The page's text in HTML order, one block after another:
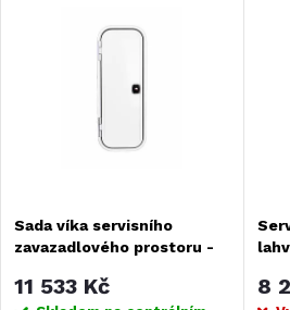
Sada víka servisního
zavazadlového prostoru -
11 533 Kč 8